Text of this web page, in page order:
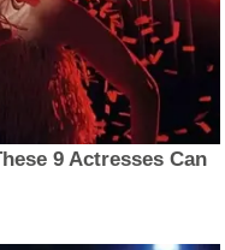
9 Actresses Can